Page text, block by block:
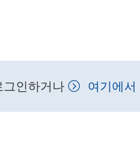
인하거나 여기에서